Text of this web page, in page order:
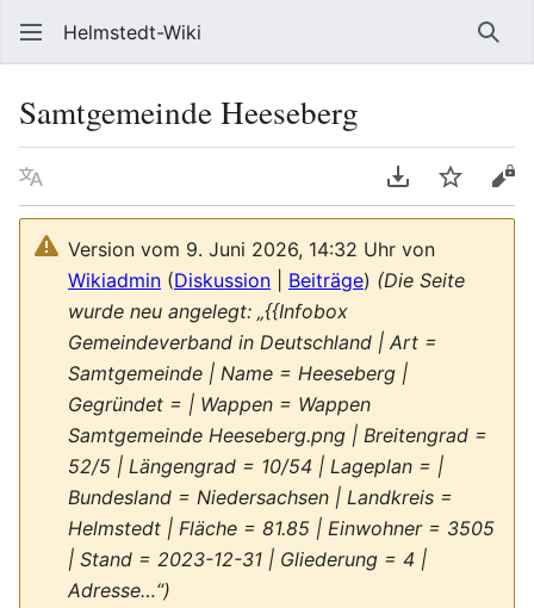
Helmstedt-Wiki
Samtgemeinde Heeseberg
Sprache PDF
Version vom 9. Juni 2026, 14:32 Uhr von
Wikiadmin (Diskussion Beiträge) (Die Seite
wurde neu angelegt: „{{Infobox
Gemeindeverband in Deutschland | Art =
Samtgemeinde | Name = Heeseberg |
Gegründet = | Wappen = Wappen
Samtgemeinde Heeseberg.png | Breitengrad =
52/5 | Längengrad = 10/54 | Lageplan = |
Bundesland = Niedersachsen | Landkreis =
Helmstedt | Fläche = 81.85 | Einwohner = 3505
| Stand = 2023-12-31 | Gliederung = 4 |
Adresse…“)